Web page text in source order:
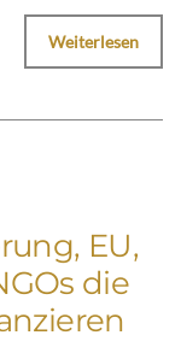
Weiterlesen
EU,
die